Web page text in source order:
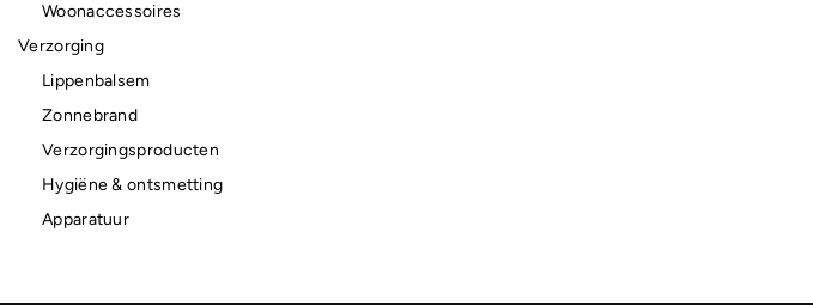
Woonaccessoires
Verzorging
Lippenbalsem
Zonnebrand
Verzorgingsproducten
Hygiëne & ontsmetting
Apparatuur